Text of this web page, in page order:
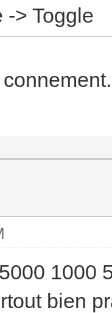
-> Toggle
1000
bien